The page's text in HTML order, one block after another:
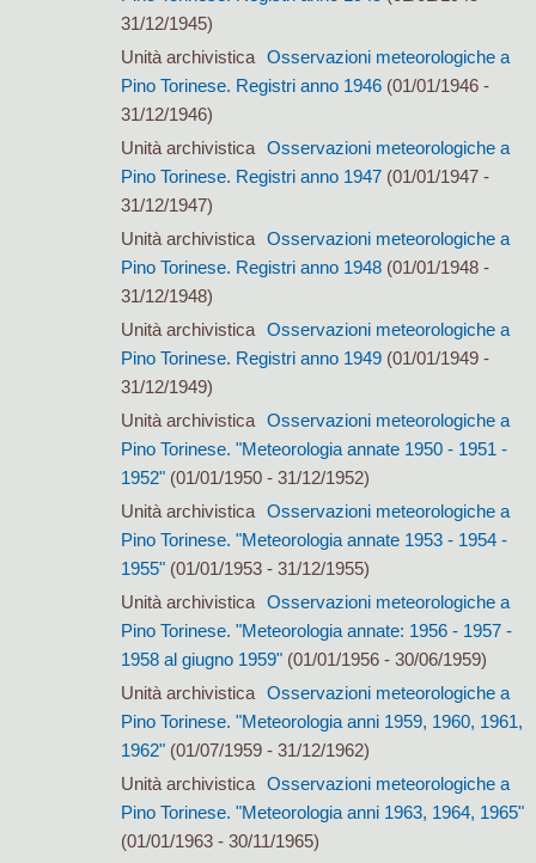
31/12/1945)
Unità archivistica Osservazioni meteorologiche a
Pino Torinese. Registri anno 1946(01/01/1946 -
31/12/1946)
Unità archivistica Osservazioni meteorologiche a
Pino Torinese. Registri anno 1947(01/01/1947 -
31/12/1947)
Unità archivistica Osservazioni meteorologiche a
Pino Torinese. Registri anno 1948(01/01/1948 -
31/12/1948)
Unità archivistica Osservazioni meteorologiche a
Pino Torinese. Registri anno 1949(01/01/1949 -
31/12/1949)
Unità archivistica Osservazioni meteorologiche a
Pino Torinese. "Meteorologia annate 1950 - 1951 -
1952"(01/01/1950 - 31/12/1952)
Unità archivistica Osservazioni meteorologiche a
Pino Torinese. "Meteorologia annate 1953 - 1954 -
1955"(01/01/1953 - 31/12/1955)
Unità archivistica Osservazioni meteorologiche a
Pino Torinese. "Meteorologia annate: 1956 - 1957 -
1958 al giugno 1959"(01/01/1956 - 30/06/1959)
Unità archivistica Osservazioni meteorologiche a
Pino Torinese. "Meteorologia anni 1959, 1960, 1961,
1962"(01/07/1959 - 31/12/1962)
Unità archivistica Osservazioni meteorologiche a
Pino Torinese. "Meteorologia anni 1963, 1964, 1965"
(01/01/1963 - 30/11/1965)